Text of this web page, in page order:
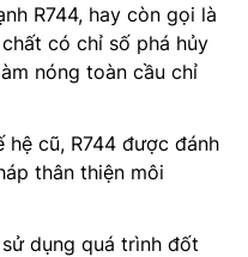
R744, hay còn gọi là
có chỉ số phá hủy
nóng toàn cầu chỉ
hệ cũ, R744 được đánh
thân thiện môi
dụng quá trình đốt